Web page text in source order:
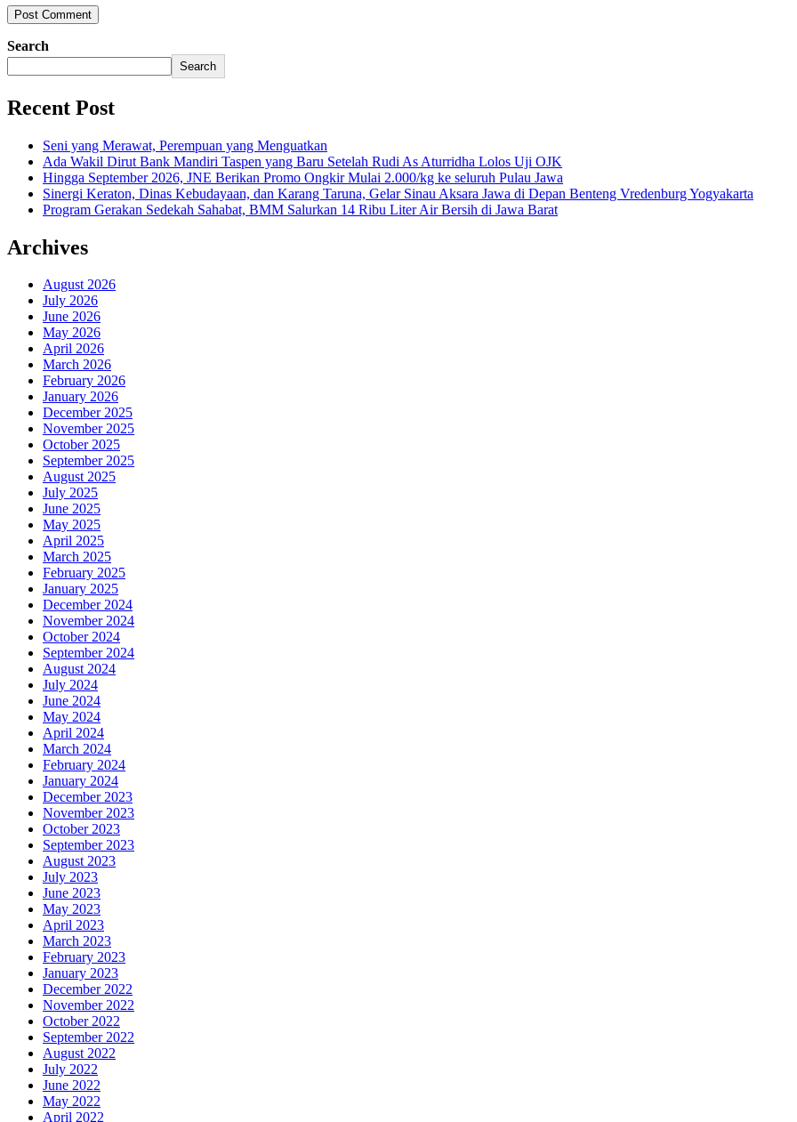
Search
Search
Recent Post
Seni yang Merawat, Perempuan yang Menguatkan
Ada Wakil Dirut Bank Mandiri Taspen yang Baru Setelah Rudi As Aturridha Lolos Uji OJK
Hingga September 2026, JNE Berikan Promo Ongkir Mulai 2.000/kg ke seluruh Pulau Jawa
Sinergi Keraton, Dinas Kebudayaan, dan Karang Taruna, Gelar Sinau Aksara Jawa di Depan Benteng Vredenburg Yogyakarta
Program Gerakan Sedekah Sahabat, BMM Salurkan 14 Ribu Liter Air Bersih di Jawa Barat
Archives
August 2026
July 2026
June 2026
May 2026
April 2026
March 2026
February 2026
January 2026
December 2025
November 2025
October 2025
September 2025
August 2025
July 2025
June 2025
May 2025
April 2025
March 2025
February 2025
January 2025
December 2024
November 2024
October 2024
September 2024
August 2024
July 2024
June 2024
May 2024
April 2024
March 2024
February 2024
January 2024
December 2023
November 2023
October 2023
September 2023
August 2023
July 2023
June 2023
May 2023
April 2023
March 2023
February 2023
January 2023
December 2022
November 2022
October 2022
September 2022
August 2022
July 2022
June 2022
May 2022
April 2022